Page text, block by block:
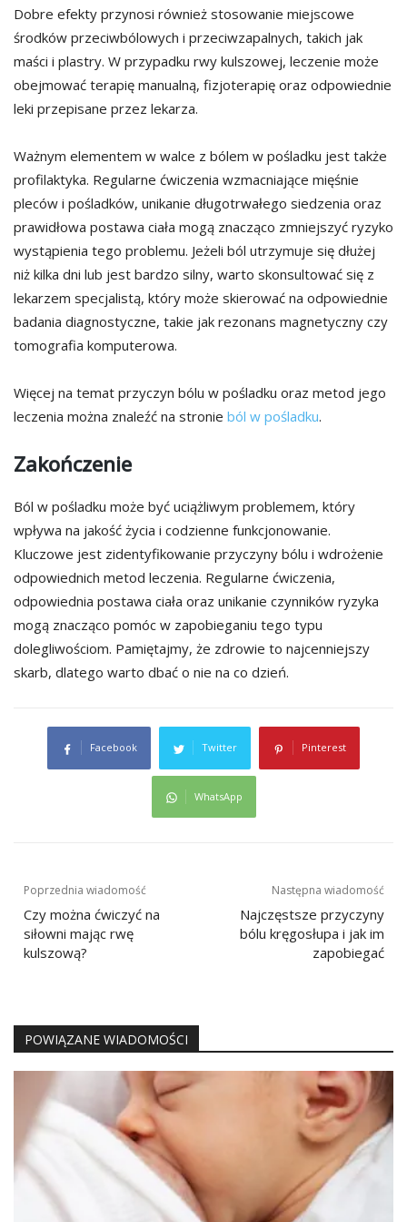
Dobre efekty przynosi również stosowanie miejscowe
środków przeciwbólowych i przeciwzapalnych, takich jak
maści i plastry. W przypadku rwy kulszowej, leczenie może
obejmować terapię manualną, fizjoterapię oraz odpowiednie
leki przepisane przez lekarza.
Ważnym elementem w walce z bólem w pośladku jest także
profilaktyka. Regularne ćwiczenia wzmacniające mięśnie
pleców i pośladków, unikanie długotrwałego siedzenia oraz
prawidłowa postawa ciała mogą znacząco zmniejszyć ryzyko
wystąpienia tego problemu. Jeżeli ból utrzymuje się dłużej
niż kilka dni lub jest bardzo silny, warto skonsultować się z
lekarzem specjalistą, który może skierować na odpowiednie
badania diagnostyczne, takie jak rezonans magnetyczny czy
tomografia komputerowa.
Więcej na temat przyczyn bólu w pośladku oraz metod jego
leczenia można znaleźć na stronie ból w pośladku.
Zakończenie
Ból w pośladku może być uciążliwym problemem, który
wpływa na jakość życia i codzienne funkcjonowanie.
Kluczowe jest zidentyfikowanie przyczyny bólu i wdrożenie
odpowiednich metod leczenia. Regularne ćwiczenia,
odpowiednia postawa ciała oraz unikanie czynników ryzyka
mogą znacząco pomóc w zapobieganiu tego typu
dolegliwościom. Pamiętajmy, że zdrowie to najcenniejszy
skarb, dlatego warto dbać o nie na co dzień.
Facebook Twitter Pinterest
WhatsApp
Nawigacja
wpisu
Poprzednia wiadomość
Czy można ćwiczyć na
siłowni mając rwę
kulszową?
Następna wiadomość
Najczęstsze przyczyny
bólu kręgosłupa i jak im
zapobiegać
POWIĄZANE WIADOMOŚCI